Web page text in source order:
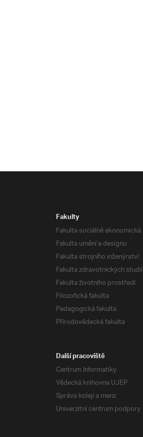
Fakulty
Fakulta sociálně ekonomická
Fakulta umění a designu
Fakulta strojního inženýrství
Fakulta zdravotnických studií
Fakulta životního prostředí
Filozofická fakulta
Pedagogická fakulta
Přírodovědecká fakulta
Další pracoviště
Centrum Informatiky
Vědecká knihovna UJEP
Správa kolejí a menz
Univerzitní centrum podpory